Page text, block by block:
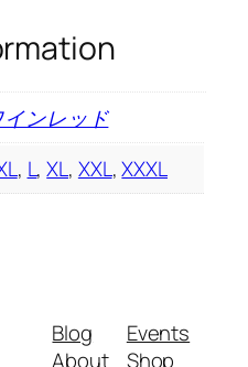
ー
ト
2
0
2
4
夏
ゃ
れ
インレッド
, L,XL, XXL,XXXL
Blog
About
Events
Shop